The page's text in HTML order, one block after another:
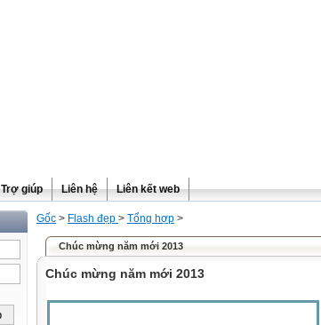
Trợ giúp Liên hệ Liên kết web
Gốc > Flash đẹp > Tổng hợp >
Chúc mừng năm mới 2013
Chúc mừng năm mới 2013